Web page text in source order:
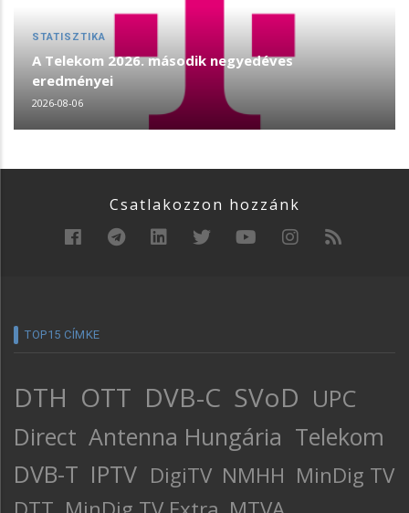
STATISZTIKA
A Telekom 2026. második negyedéves
eredményei
2026-08-06
Csatlakozzon hozzánk
TOP15 CÍMKE
DTH OTT DVB-C SVoD UPC
Direct Antenna Hungária Telekom
DVB-T IPTV DigiTV NMHH MinDig TV